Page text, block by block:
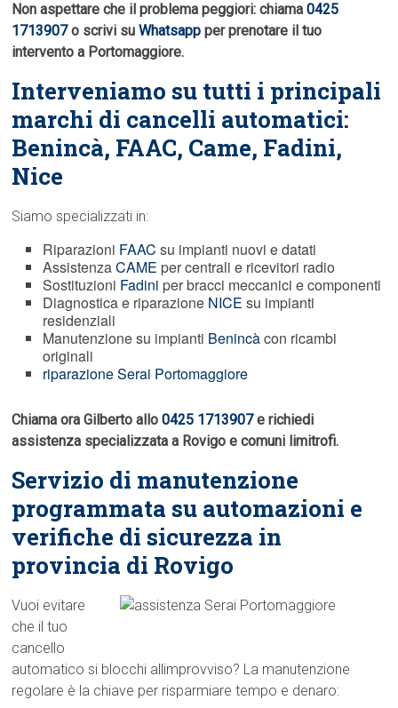
Non aspettare che il problema peggiori: chiama0425
1713907o scrivi suWhatsapp per prenotare il tuo
intervento a Portomaggiore.
Interveniamo su tutti i principali
marchi di cancelli automatici:
Benincà, FAAC, Came, Fadini,
Nice
Siamo specializzati in:
Riparazioni FAAC su impianti nuovi e datati
AssistenzaCAME per centrali e ricevitori radio
Sostituzioni Fadini per bracci meccanici e componenti
Diagnostica e riparazione NICE su impianti
residenziali
Manutenzione su impianti Benincàcon ricambi
originali
riparazione Serai Portomaggiore
Chiama ora Gilberto allo0425 1713907e richiedi
assistenza specializzata a Rovigo e comuni limitrofi.
Servizio di manutenzione
programmata su automazioni e
verifiche di sicurezza in
provincia di Rovigo
Vuoi evitare
che il tuo
cancello
automatico si blocchi allimprovviso? La manutenzione
regolare è la chiave per risparmiare tempo e denaro: